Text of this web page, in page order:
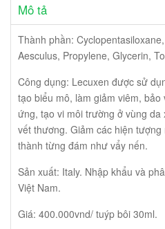
Mô tả
Thành phần:
Aesculus, Propylene, Glycerin,
Công dụng: Lecuxen được sử
tạo biểu mô, làm giảm viêm,
ứng, tạo vi môi trường ở vùng
vết thương. Giảm các hiện
thành từng đám như vẩy nến.
Sản xuất: Italy. Nhập khẩu và
Việt Nam.
Giá: 400.000vnd/ tuýp bôi 30ml.